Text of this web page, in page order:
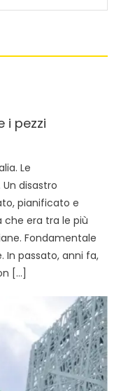
i pezzi
Le
disastro
pianificato e
era tra le più
Fondamentale
In passato, anni fa,
[…]